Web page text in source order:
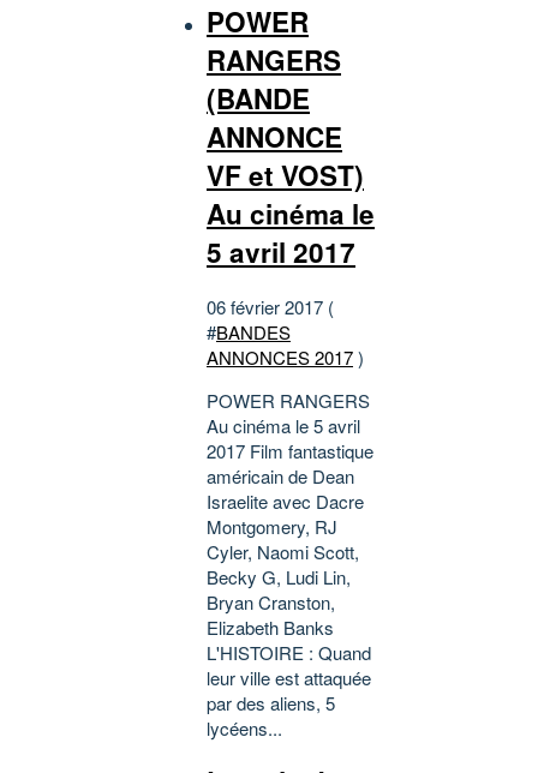
POWER
RANGERS
(BANDE
ANNONCE
VF et VOST)
Au cinéma le
5 avril 2017
06 février 2017 (
#BANDES
ANNONCES 2017)
POWER RANGERS
Au cinéma le 5 avril
2017 Film fantastique
américain de Dean
Israelite avec Dacre
Montgomery, RJ
Cyler, Naomi Scott,
Becky G, Ludi Lin,
Bryan Cranston,
Elizabeth Banks
L'HISTOIRE : Quand
leur ville est attaquée
par des aliens, 5
lycéens...